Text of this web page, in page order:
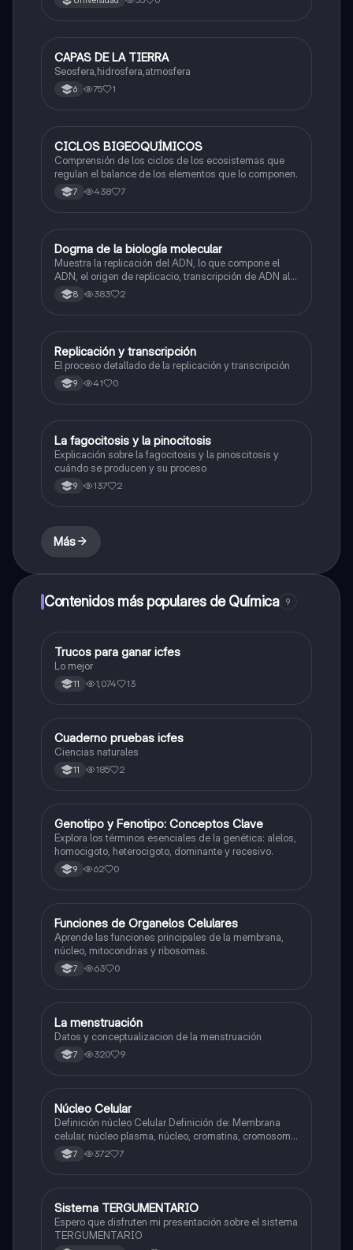
Biologia
CAPAS DE LA TIERRA
Seosfera,hidrosfera,atmosfera
6 75 1
Biologia
CICLOS BIGEOQUÍMICOS
Comprensión de los ciclos de los ecosistemas que
regulan el balance de los elementos que lo componen.
7 438 7
Biologia
Dogma de la biología molecular
Muestra la replicación del ADN, lo que compone el
ADN, el origen de replicacio, transcripción de ADN al
ARN y traducción de ARN a proteína.
8 383 2
Biologia
Replicación y transcripción
El proceso detallado de la replicación y transcripción
9 41 0
Biologia
La fagocitosis y la pinocitosis
Explicación sobre la fagocitosis y la pinoscitosis y
cuándo se producen y su proceso
9 137 2
Más
Contenidos más populares de Química 9
Química
Trucos para ganar icfes
Lo mejor
11 1,074 13
Biologia
Cuaderno pruebas icfes
Ciencias naturales
11 185 2
GBiologia
Genotipo y Fenotipo: Conceptos Clave
Explora los términos esenciales de la genética: alelos,
homocigoto, heterocigoto, dominante y recesivo.
9 62 0
FBiologia
Funciones de Organelos Celulares
Aprende las funciones principales de la membrana,
núcleo, mitocondrias y ribosomas.
7 63 0
Biologia
La menstruación
Datos y conceptualizacion de la menstruación
7 320 9
Biologia
Núcleo Celular
Definición núcleo Celular Definición de: Membrana
celular, núcleo plasma, núcleo, cromatina, cromosoma
Interfase Fases de la interfase
7 372 7
Biologia
Sistema TERGUMENTARIO
Espero que disfruten mi presentación sobre el sistema
TERGUMENTARIO